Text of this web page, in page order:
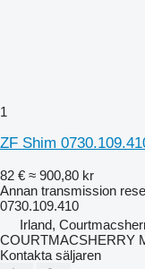
1
ZF Shim
82 € ≈ 900,80 kr
Annan transmission
0730.109.410
Irland,
COURTMACSHERRY
Kontakta säljaren